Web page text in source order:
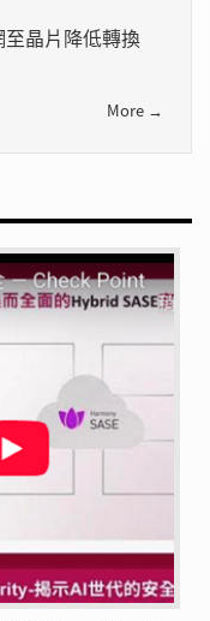
晶片降低轉換
More →